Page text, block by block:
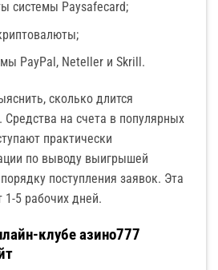
системы Paysafecard;
PayPal, Neteller и Skrill.
сколько длится
Средства на счета в популярных
практически
по выводу выигрышей
поступления заявок. Эта
1-5 рабочих дней.
клубе азино777